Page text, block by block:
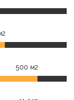
500 м2